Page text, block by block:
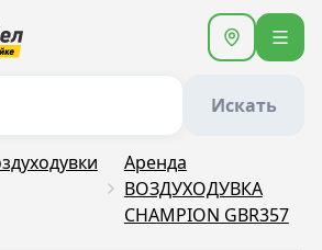
Искать
Аренда
ВОЗДУХОДУВКА
CHAMPION GBR357